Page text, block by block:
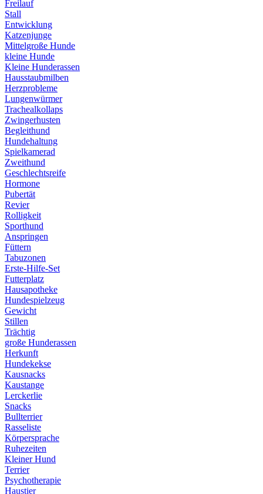
Freilauf
Stall
Entwicklung
Katzenjunge
Mittelgroße Hunde
kleine Hunde
Kleine Hunderassen
Hausstaubmilben
Herzprobleme
Lungenwürmer
Trachealkollaps
Zwingerhusten
Begleithund
Hundehaltung
Spielkamerad
Zweithund
Geschlechtsreife
Hormone
Pubertät
Revier
Rolligkeit
Sporthund
Anspringen
Füttern
Tabuzonen
Erste-Hilfe-Set
Futterplatz
Hausapotheke
Hundespielzeug
Gewicht
Stillen
Trächtig
große Hunderassen
Herkunft
Hundekekse
Kausnacks
Kaustange
Lerckerlie
Snacks
Bullterrier
Rasseliste
Körpersprache
Ruhezeiten
Kleiner Hund
Terrier
Psychotherapie
Haustier